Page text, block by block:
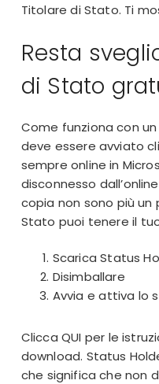
Titolare di Stato. Ti
Resta
di Stato
Come funziona con
deve essere avviato
sempre online in
disconnesso
copia non sono più un
Stato puoi tenere il
Scarica Status
Disimballare
Avvia e attiva lo
CliccaQUI per le
download. Status
che significa che non